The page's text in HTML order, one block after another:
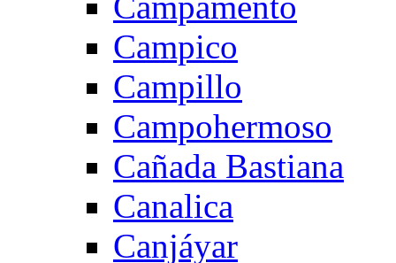
Campico
Campillo
Campohermoso
Cañada Bastiana
Canalica
Canjáyar